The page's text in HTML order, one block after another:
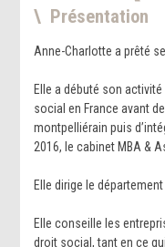
Présentation
Anne-Charlotte a prêté
Elle a débuté son
social en France avant
montpelliérain puis
2016, le cabinet MBA &
Elle dirige le
Elle conseille les
droit social, tant en ce